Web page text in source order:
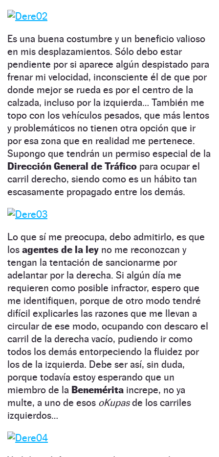
Es una buena costumbre y un beneficio valioso
en mis desplazamientos. Sólo debo estar
pendiente por si aparece algún despistado para
frenar mi velocidad, inconsciente él de que por
donde mejor se rueda es por el centro de la
calzada, incluso por la izquierda… También me
topo con los vehículos pesados, que más lentos
y problemáticos no tienen otra opción que ir
por esa zona que en realidad me pertenece.
Supongo que tendrán un permiso especial de la
Dirección General de Tráfico para ocupar el
carril derecho, siendo como es un hábito tan
escasamente propagado entre los demás.
Lo que sí me preocupa, debo admitirlo, es que
los agentes de la ley no me reconozcan y
tengan la tentación de sancionarme por
adelantar por la derecha. Si algún día me
requieren como posible infractor, espero que
me identifiquen, porque de otro modo tendré
difícil explicarles las razones que me llevan a
circular de ese modo, ocupando con descaro el
carril de la derecha vacío, pudiendo ir como
todos los demás entorpeciendo la fluidez por
los de la izquierda. Debe ser así, sin duda,
porque todavía estoy esperando que un
miembro de la Benemérita increpe, no ya
multe, a uno de esos oKupasde los carriles
izquierdos…